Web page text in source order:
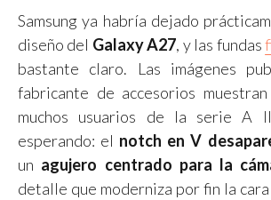
Samsung ya habría dejado
diseño del Galaxy A27, y las fundas
bastante claro. Las imágenes
fabricante de accesorios
muchos usuarios de la serie A
esperando: el notch en V
un agujero centrado para la
detalle que moderniza por fin la